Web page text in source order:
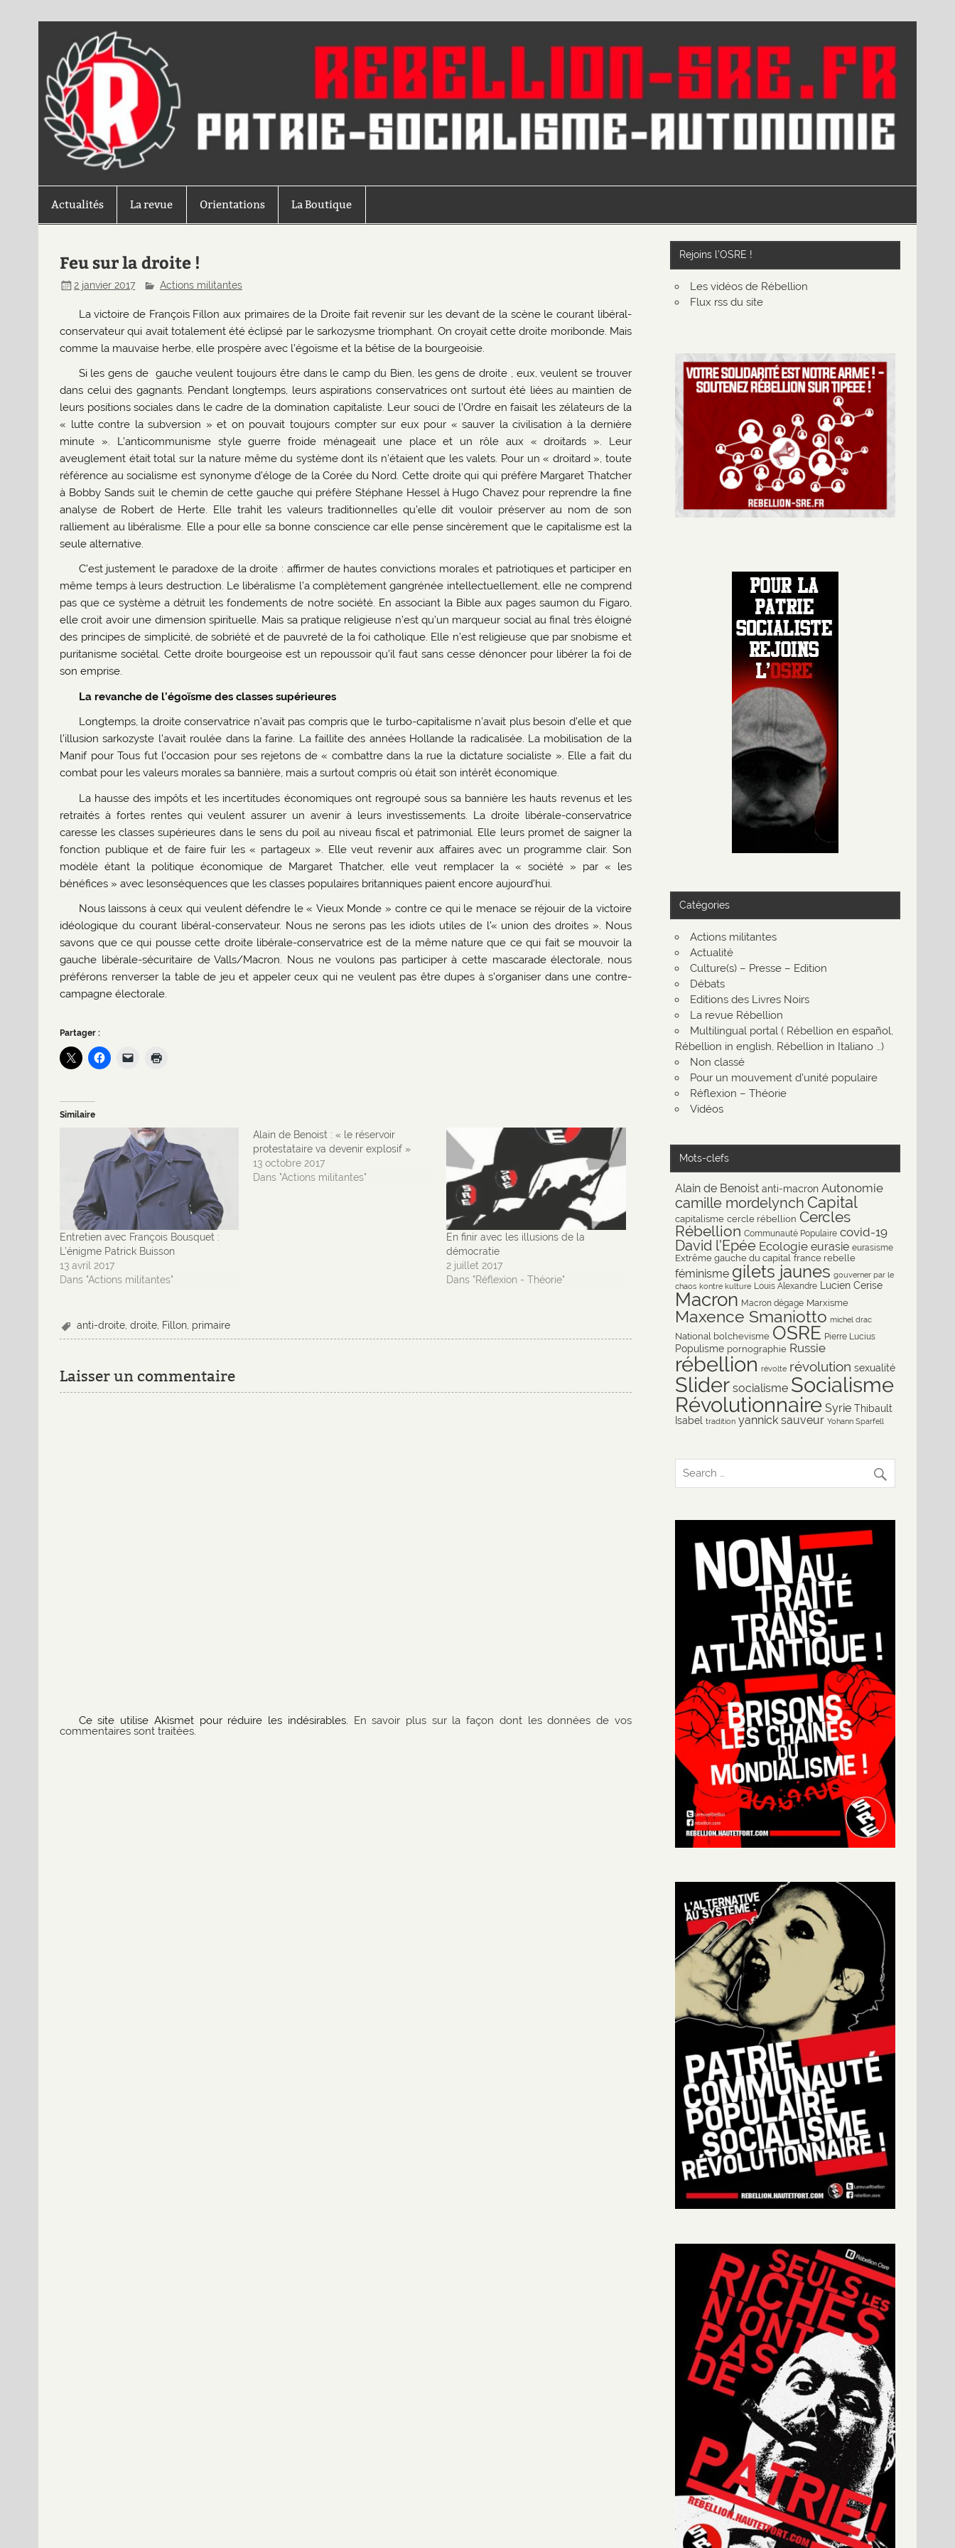
Actualités La revue Orientations La Boutique
Feu sur la droite !
2 janvier 2017 Actions militantes
La victoire de François Fillon aux primaires de la Droite fait revenir sur les devant de la scène le courant libéral-
conservateur qui avait totalement été éclipsé par le sarkozysme triomphant. On croyait cette droite moribonde. Mais
comme la mauvaise herbe, elle prospère avec l’égoïsme et la bêtise de la bourgeoisie.
Si les gens de gauche veulent toujours être dans le camp du Bien, les gens de droite , eux, veulent se trouver
dans celui des gagnants. Pendant longtemps, leurs aspirations conservatrices ont surtout été liées au maintien de
leurs positions sociales dans le cadre de la domination capitaliste. Leur souci de l’Ordre en faisait les zélateurs de la
« lutte contre la subversion » et on pouvait toujours compter sur eux pour « sauver la civilisation à la dernière
minute ». L’anticommunisme style guerre froide ménageait une place et un rôle aux « droitards ». Leur
aveuglement était total sur la nature même du système dont ils n’étaient que les valets. Pour un « droitard », toute
référence au socialisme est synonyme d’éloge de la Corée du Nord. Cette droite qui qui préfère Margaret Thatcher
à Bobby Sands suit le chemin de cette gauche qui préfère Stéphane Hessel à Hugo Chavez pour reprendre la fine
analyse de Robert de Herte. Elle trahit les valeurs traditionnelles qu’elle dit vouloir préserver au nom de son
ralliement au libéralisme. Elle a pour elle sa bonne conscience car elle pense sincèrement que le capitalisme est la
seule alternative.
C’est justement le paradoxe de la droite : affirmer de hautes convictions morales et patriotiques et participer en
même temps à leurs destruction. Le libéralisme l’a complètement gangrénée intellectuellement, elle ne comprend
pas que ce système a détruit les fondements de notre société. En associant la Bible aux pages saumon du Figaro,
elle croit avoir une dimension spirituelle. Mais sa pratique religieuse n’est qu’un marqueur social au final très éloigné
des principes de simplicité, de sobriété et de pauvreté de la foi catholique. Elle n’est religieuse que par snobisme et
puritanisme sociétal. Cette droite bourgeoise est un repoussoir qu’il faut sans cesse dénoncer pour libérer la foi de
son emprise.
La revanche de l’égoïsme des classes supérieures
Longtemps, la droite conservatrice n’avait pas compris que le turbo-capitalisme n’avait plus besoin d’elle et que
l’illusion sarkozyste l’avait roulée dans la farine. La faillite des années Hollande la radicalisée. La mobilisation de la
Manif pour Tous fut l’occasion pour ses rejetons de « combattre dans la rue la dictature socialiste ». Elle a fait du
combat pour les valeurs morales sa bannière, mais a surtout compris où était son intérêt économique.
La hausse des impôts et les incertitudes économiques ont regroupé sous sa bannière les hauts revenus et les
retraités à fortes rentes qui veulent assurer un avenir à leurs investissements. La droite libérale-conservatrice
caresse les classes supérieures dans le sens du poil au niveau fiscal et patrimonial. Elle leurs promet de saigner la
fonction publique et de faire fuir les « partageux ». Elle veut revenir aux affaires avec un programme clair. Son
modèle étant la politique économique de Margaret Thatcher, elle veut remplacer la « société » par « les
bénéfices » avec lesonséquences que les classes populaires britanniques paient encore aujourd’hui.
Nous laissons à ceux qui veulent défendre le « Vieux Monde » contre ce qui le menace se réjouir de la victoire
idéologique du courant libéral-conservateur. Nous ne serons pas les idiots utiles de l’« union des droites ». Nous
savons que ce qui pousse cette droite libérale-conservatrice est de la même nature que ce qui fait se mouvoir la
gauche libérale-sécuritaire de Valls/Macron. Nous ne voulons pas participer à cette mascarade électorale, nous
préférons renverser la table de jeu et appeler ceux qui ne veulent pas être dupes à s’organiser dans une contre-
campagne électorale.
Partager :
Similaire
Entretien avec François Bousquet :
L’énigme Patrick Buisson
13 avril 2017
Dans "Actions militantes"
Alain de Benoist : « le réservoir
protestataire va devenir explosif »
13 octobre 2017
Dans "Actions militantes"
En finir avec les illusions de la
démocratie
2 juillet 2017
Dans "Réflexion - Théorie"
anti-droite ,droite Fillon primaire
Laisser un commentaire
Ce site utilise Akismet pour réduire les indésirables.
En savoir plus sur la façon dont les données de vos
commentaires sont traitées.
Rejoins l’OSRE !
Les vidéos de Rébellion
Flux rss du site
Catégories
Actions militantes
Actualité
Culture(s) – Presse – Edition
Débats
Editions des Livres Noirs
La revue Rébellion
Multilingual portal ( Rébellion en español,
Rébellion in english, Rébellion in Italiano …)
Non classé
Pour un mouvement d'unité populaire
Réflexion – Théorie
Vidéos
Mots-clefs
Alain de Benoist anti-macron Autonomie
camille mordelynch Capital
capitalisme cercle rébellion Cercles
Rébellion Communauté Populaire covid-19
David l'Epée Ecologie eurasie eurasisme
Extrême gauche du capital france rebelle
féminisme gilets jaunes gouverner par le
chaos kontre kulture Louis Alexandre Lucien Cerise
Macron Macron dégage Marxisme
Maxence Smaniotto michel drac
National bolchevisme OSRE Pierre Lucius
Populisme pornographie Russie
rébellion révolte révolution sexualité
Slider socialisme Socialisme
Révolutionnaire Syrie Thibault
Isabel tradition yannick sauveur Yohann Sparfell